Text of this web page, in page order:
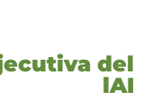
del
lAI